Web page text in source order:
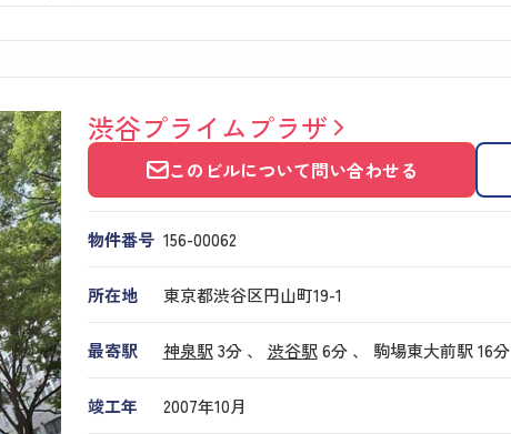
渋谷プライムプラザ
このビルについて問い合わせる
物件番号 156​-​00062
所在地 東京都渋谷区円山町19-1
最寄駅 神泉駅3分 、 渋谷駅6分 、 駒場東大前駅16分
竣工年 2007年10月